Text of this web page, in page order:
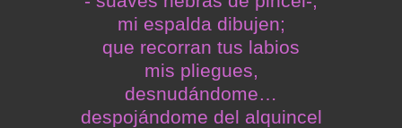
mi espalda dibujen;
que recorran tus labios
mis pliegues,
desnudándome…
despojándome del alquincel